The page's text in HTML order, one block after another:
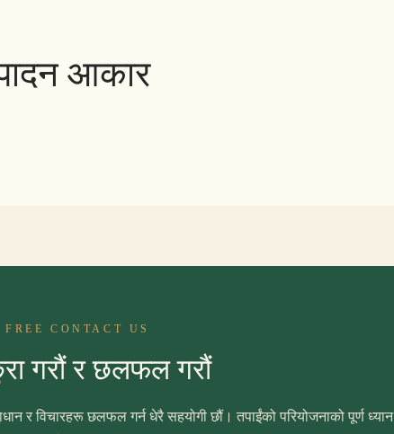
आकार
FREE CONTACT US
गरौं र छलफल गरौं
र विचारहरू छलफल गर्न धेरै सहयोगी छौं। तपाईंको परियोजनाको पूर्ण ध्यान